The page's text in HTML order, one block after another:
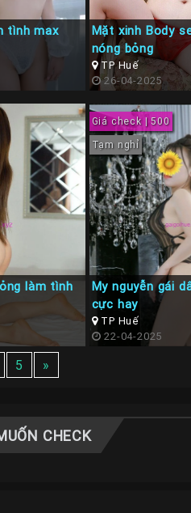
tình max
Mặt xinh Body
nóng bỏng
TP Huế
26-04-2025
làm tình
Giá check | 500
Tạm nghỉ
My nguyễn gái
cực hay
TP Huế
22-04-2025
5 »
CHECK